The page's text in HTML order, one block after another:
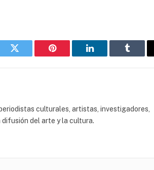
Twitter Pinterest LinkedIn Tumblr
culturales, artistas, investigadores,
del arte y la cultura.